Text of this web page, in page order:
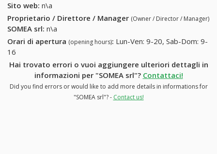
Sito web: n\a
Proprietario / Direttore / Manager (Owner / Director / Manager)
SOMEA srl: n\a
Orari di apertura (opening hours): Lun-Ven: 9-20, Sab-Dom: 9-
16
Hai trovato errori o vuoi aggiungere ulteriori dettagli in
informazioni per "SOMEA srl"? Contattaci!
Did you find errors or would like to add more details in informations for
"SOMEA srl"? - Contact us!